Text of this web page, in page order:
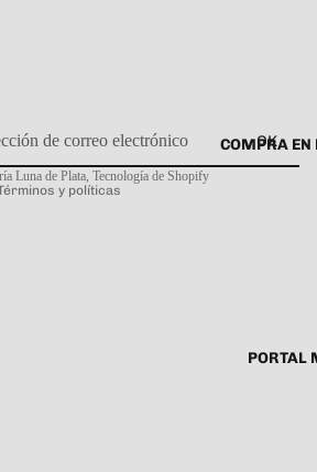
COMPRA EN
PORTAL
OK
Luna de Plata Tecnología de Shopify
y políticas